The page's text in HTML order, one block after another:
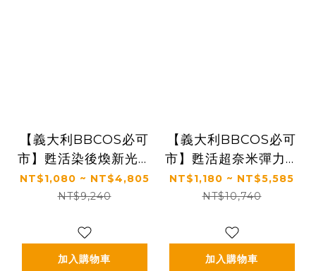
【義大利BBCOS必可
市】甦活染後煥新光采
洗髮乳(多規格)
NT$1,080 ~ NT$4,805
NT$9,240
加入購物車
【義大利BBCOS必可
市】甦活超奈米彈力洗
髮乳(多規格)
NT$1,180 ~ NT$5,585
NT$10,740
加入購物車